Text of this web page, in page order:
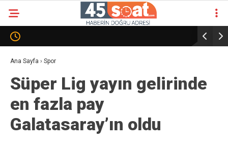
Ana Sayfa › Spor
Süper Lig yayın gelirinde
en fazla pay
Galatasaray’ın oldu